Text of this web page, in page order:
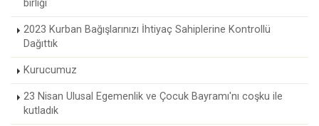
birliği
2023 Kurban Bağışlarınızı İhtiyaç Sahiplerine Kontrollü
Dağıttık
Kurucumuz
23 Nisan Ulusal Egemenlik ve Çocuk Bayramı'nı coşku ile
kutladık